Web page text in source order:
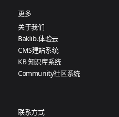
更多
关于我们
Baklib.体验云
CMS建站系统
KB 知识库系统
Community社区系统
联系方式